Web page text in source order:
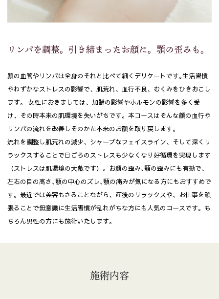
リンパを調整。引き締まったお顔に。顎の歪みも。
顔の血管やリンパは全身のそれと比べて細くデリケートです｡生活習慣
やわずかなストレスの影響で、肌荒れ、血行不良、むくみをひきおこし
ます。 女性におきましては、加齢の影響やホルモンの影響を多く受
け、その時本来の肌環境を失いがちです。本コースはそんな顔の血行や
リンパの流れを改善しそのかた本来のお顔を取り戻します。
流れを調整し肌荒れの減少、シャープなフェイスライン、そして深くリ
ラックスすることで日ごろのストレスも少なくなり好循環を実現します
（ストレスは肌環境の大敵です）。お顔の歪み､顎の歪みにも有効で、
左右の目の高さ､顎の中心のズレ､顎の痛みが気になる方にもおすすめで
す。最近では美容もさることながら、産後のリラックスや、お仕事を頑
張ることで無意識に生活習慣が乱れがちな方にも人気のコースです。も
ちろん男性の方にも施術いたします。
施術内容